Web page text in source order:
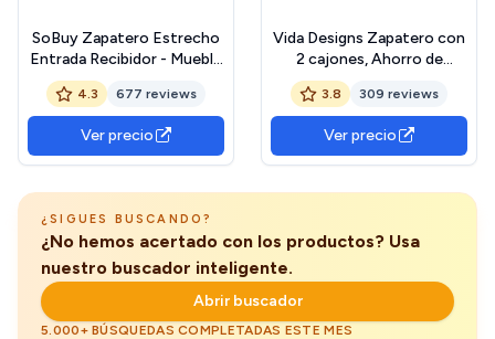
SoBuy Zapatero Estrecho
Entrada Recibidor - Mueble
Zapatero con 2 Solapas -
Ideal para Pasillo Estrecho -
Gris, MDF Resistente,
61x26x81 cm - FSR165-K-
HG
4.3 677 reviews
Ver precio
Vida Designs Zapatero con
2 cajones, Ahorro de
Espacio, con 2 cajones
abatibles, Mueble para
Pasillo y Sala de Estar,
100% Certificado FSC
(Negro) The Forest
3.8 309 reviews
Ver precio
¿SIGUES BUSCANDO?
¿No hemos acertado con los productos? Usa
nuestro buscador inteligente.
Abrir buscador
5.000+ BÚSQUEDAS COMPLETADAS ESTE MES